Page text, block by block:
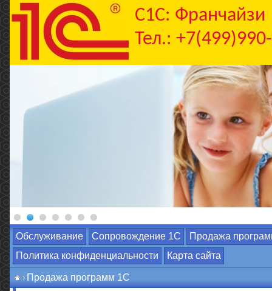
C1С: Франчайзи
Тел.:
Обслуживание Сопровождение 1С
Продажа
Политика конфиденциальности
Карта сайта
Продажа программ 1С